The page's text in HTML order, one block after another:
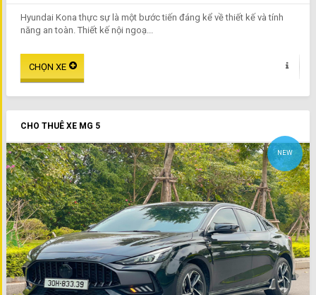
Hyundai Kona thực sự là một bước tiến đáng kể về thiết kế và tính
năng an toàn. Thiết kế nội ngoạ...
CHO THUÊ XE MG 5
NEW